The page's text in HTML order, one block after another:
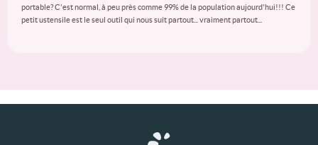
portable? C'est normal, à peu près comme 99% de la population aujourd'hui!!! Ce
petit ustensile est le seul outil qui nous suit partout... vraiment partout...